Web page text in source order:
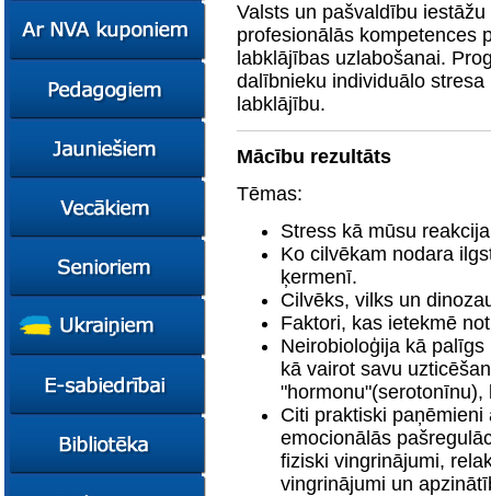
uzņēmējdarbība
Resursi
Zemgales uzņēmumu
katalogs
konsultācijas
mentori
Konkursi
pedagogiem
Mācies
eksperimentējot
konsultācijas
Pašvaldības atbalsts
Resursi
STEM junioriem
eksperimentējot
Digitāli klimatam
FasTracKids
Empower65
Kursi
Valsts un pašvaldību
profesionālās kompetences
labklājības uzlabošanai.
dalībnieku individuālo
labklājību.
Mācību rezultāts
Tēmas:
Stress kā mūsu
Ko cilvēkam nodara
ķermenī.
Cilvēks, vilks un
Faktori, kas ietekmē
Neirobioloģija kā
kā vairot savu
Citi praktiski
emocionālās
fiziski vingrinājumi,
vingrinājumi un